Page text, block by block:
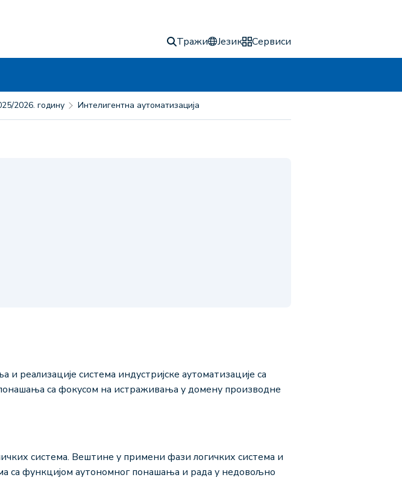
Тражи Језик Сервиси
2026. годину Интелигентна аутоматизација
реализације система индустријске аутоматизације са
са фокусом на истраживања у домену производне
система. Вештине у примени фази логичких система и
са функцијом аутономног понашања и рада у недовољно